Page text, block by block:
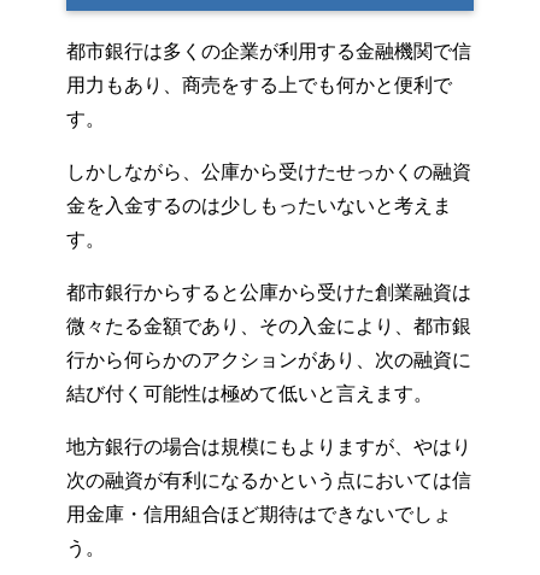
都市銀行は多くの企業が利用する金融機関で信
用力もあり、商売をする上でも何かと便利で
す。
しかしながら、公庫から受けたせっかくの融資
金を入金するのは少しもったいないと考えま
す。
都市銀行からすると公庫から受けた創業融資は
微々たる金額であり、その入金により、都市銀
行から何らかのアクションがあり、次の融資に
結び付く可能性は極めて低いと言えます。
地方銀行の場合は規模にもよりますが、やはり
次の融資が有利になるかという点においては信
用金庫・信用組合ほど期待はできないでしょ
う。